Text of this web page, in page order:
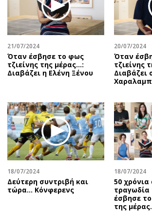
Παράξενα
Πολιτισμός
Σινεμά
Θέατρο-Χορός
Μουσική
Βιβλίο
Χειρόγραφα
Έξοδος
Media
Εκπομπές
Wine
Uncut
21/07/2024
Όταν έσβησε το φως
τζιείνης της μέρας…:
Διαβάζει η Ελένη Ξένου
20/07/2024
Όταν
τζιείνης
Διαβάζει
18/07/2024
Δεύτερη συντριβή και
τώρα... Κόνφερενς
18/07/2024
50
τραγωδία
έσβησε
της